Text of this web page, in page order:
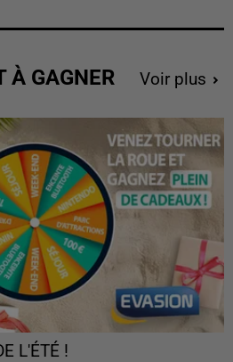
À GAGNER Voir plus
L'ÉTÉ !